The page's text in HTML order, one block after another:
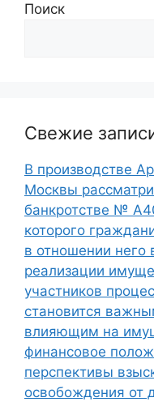
Поиск
Свежие
В производстве
Москвы
банкротстве №
которого
в отношении него
реализации
участников
становится
влияющим на
финансовое
перспективы
освобождения от